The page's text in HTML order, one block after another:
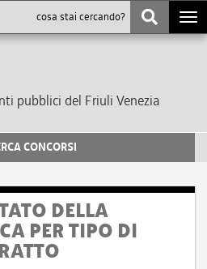
pubblici del Friuli Venezia
CONCORSI
DELLA
PER TIPO DI